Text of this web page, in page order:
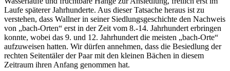
Laufe späterer Jahrhunderte. Aus dieser Tatsache heraus ist zu
verstehen, dass Wallner in seiner Siedlungsgeschichte den Nachweis
von „bach-Orten“ erst in der Zeit vom 8.-14. Jahrhundert erbringen
konnte, wobei das 9. und 12. Jahrhundert die meisten „bach-Orte“
aufzuweisen hatten. Wir dürfen annehmen, dass die Besiedlung der
rechten Seitentäler der Paar mit den kleinen Bächen in diesem
Zeitraum ihren Anfang genommen hat.